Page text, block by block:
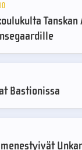
Tanskan
Bastionissa